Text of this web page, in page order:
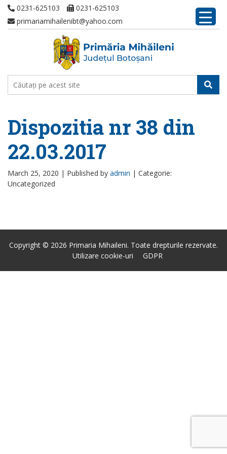
0231-625103
0231-625103
primariamihailenibt@yahoo.com
Dispozitia nr 38 din
22.03.2017
March 25, 2020 | Published by admin | Categorie:
Uncategorized
Copyright © 2026 Primaria Mihaileni. Toate drepturile rezervate.
Utilizare cookie-uri
GDPR